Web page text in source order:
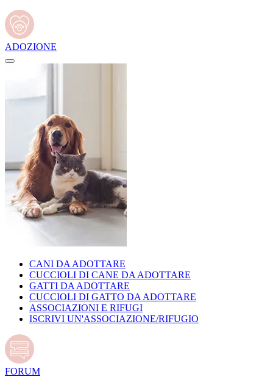
ADOZIONE
CANI DA ADOTTARE
CUCCIOLI DI CANE DA ADOTTARE
GATTI DA ADOTTARE
CUCCIOLI DI GATTO DA ADOTTARE
ASSOCIAZIONI E RIFUGI
ISCRIVI UN'ASSOCIAZIONE/RIFUGIO
FORUM